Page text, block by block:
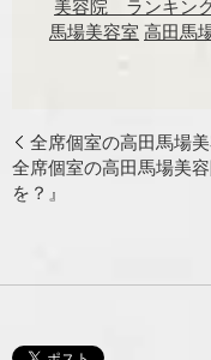
美容院 ランキン
馬場美容室 高田馬
全席個室の高田馬場
全席個室の高田馬場美
を？』